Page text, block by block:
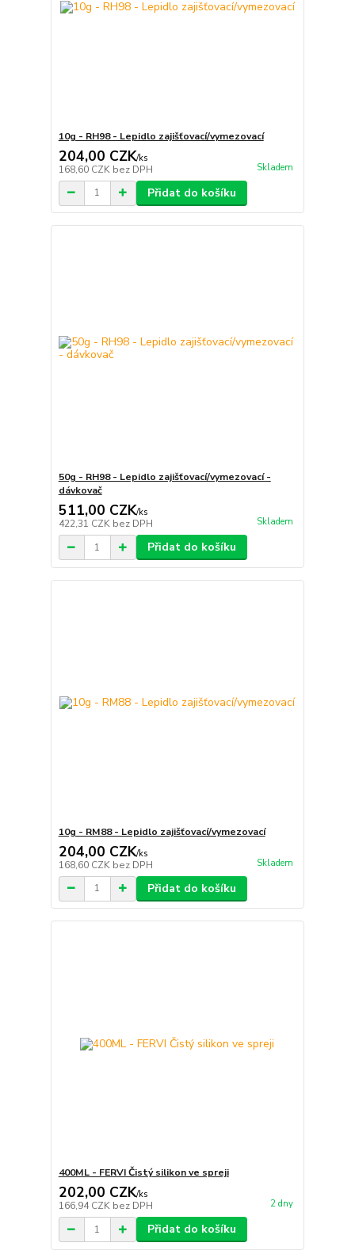
10g - RH98 - Lepidlo zajišťovací/vymezovací
204,00 CZK/ks
168,60 CZK bez DPH Skladem
Přidat do košíku
50g - RH98 - Lepidlo zajišťovací/vymezovací -
dávkovač
511,00 CZK/ks
422,31 CZK bez DPH Skladem
Přidat do košíku
10g - RM88 - Lepidlo zajišťovací/vymezovací
204,00 CZK/ks
168,60 CZK bez DPH Skladem
Přidat do košíku
400ML - FERVI Čistý silikon ve spreji
202,00 CZK/ks
166,94 CZK bez DPH 2 dny
Přidat do košíku